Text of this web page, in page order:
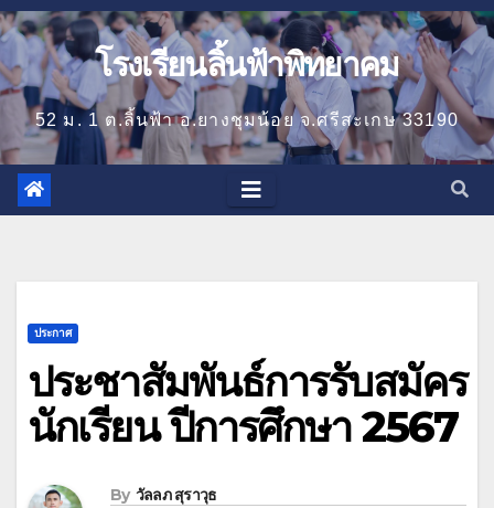
โรงเรียนลิ้นฟ้าพิทยาคม
52 ม. 1 ต.ลิ้นฟ้า อ.ยางชุมน้อย จ.ศรีสะเกษ 33190
ประกาศ
ประชาสัมพันธ์การรับสมัคร
นักเรียน ปีการศึกษา 2567
By วัลลภ สุราวุธ